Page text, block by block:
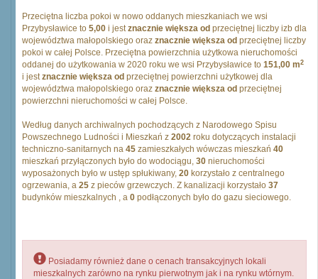
Przeciętna liczba pokoi w nowo oddanych mieszkaniach we wsi
Przybysławice to 5,00 i jestznacznie większa od przeciętnej liczby izb dla
województwa małopolskiego oraz znacznie większa od przeciętnej liczby
pokoi w całej Polsce. Przeciętna powierzchnia użytkowa nieruchomości
oddanej do użytkowania w 2020 roku we wsi Przybysławice to 151,00 m2
i jestznacznie większa od przeciętnej powierzchni użytkowej dla
województwa małopolskiego oraz znacznie większa od przeciętnej
powierzchni nieruchomości w całej Polsce.
Według danych archiwalnych pochodzących z Narodowego Spisu
Powszechnego Ludności i Mieszkań z 2002 roku dotyczących instalacji
techniczno-sanitarnych na 45 zamieszkałych wówczas mieszkań 40
mieszkań przyłączonych było do wodociągu, 30 nieruchomości
wyposażonych było w ustęp spłukiwany, 20 korzystało z centralnego
ogrzewania, a 25 z pieców grzewczych. Z kanalizacji korzystało 37
budynków mieszkalnych , a 0 podłączonych było do gazu sieciowego.
Posiadamy również dane o cenach transakcyjnych lokali
mieszkalnych zarówno na rynku pierwotnym jak i na rynku wtórnym.